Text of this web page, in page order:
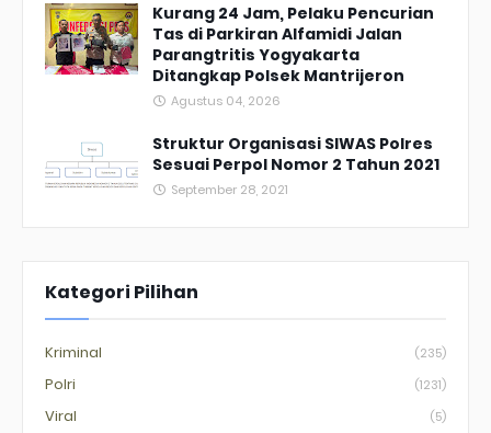
Kurang 24 Jam, Pelaku Pencurian
Tas di Parkiran Alfamidi Jalan
Parangtritis Yogyakarta
Ditangkap Polsek Mantrijeron
Agustus 04, 2026
Struktur Organisasi SIWAS Polres
Sesuai Perpol Nomor 2 Tahun 2021
September 28, 2021
Kategori Pilihan
Kriminal (235)
Polri (1231)
Viral (5)